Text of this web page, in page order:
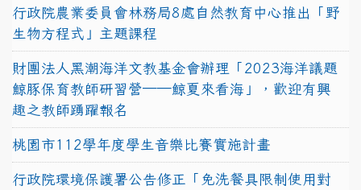
行政院農業委員會林務局8處自然教育中心推出「野
生物方程式」主題課程
財團法人黑潮海洋文教基金會辦理「2023海洋議題
鯨豚保育教師研習營──鯨夏來看海」，歡迎有興
趣之教師踴躍報名
桃園市112學年度學生音樂比賽實施計畫
行政院環境保護署公告修正「免洗餐具限制使用對